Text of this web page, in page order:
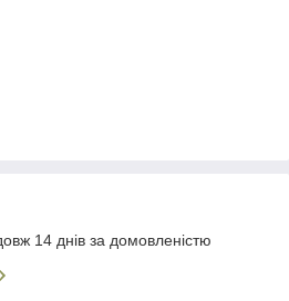
14 днів за домовленістю